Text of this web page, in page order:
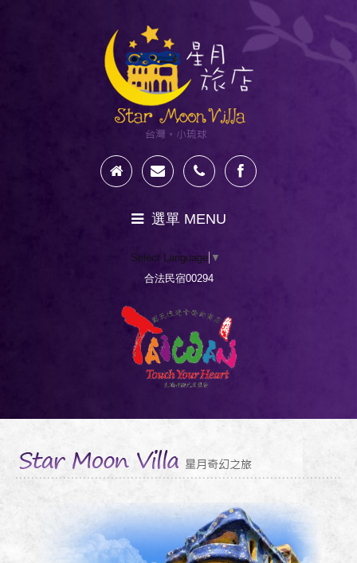
選單 MENU
新訊公告
星月奇幻之旅
西班牙套房
行前須知
交通說明
Select Language ▼
合法民宿00294